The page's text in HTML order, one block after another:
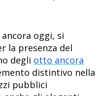
oggi, si
la presenza del
degli otto ancora
distintivo nella
pubblici